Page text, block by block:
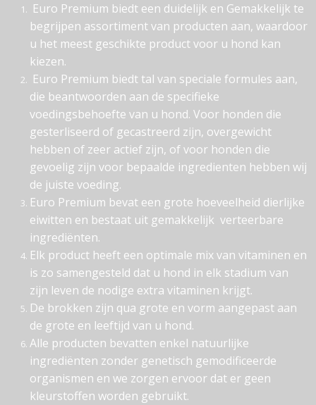
Euro Premium biedt een duidelijk en Gemakkelijk te
begrijpen assortiment van producten aan, waardoor
u het meest geschikte product voor u hond kan
kiezen.
Euro Premium biedt tal van speciale formules aan,
die beantwoorden aan de specifieke
voedingsbehoefte van u hond. Voor honden die
gesterliseerd of gecastreerd zijn, overgewicht
hebben of zeer actief zijn, of voor honden die
gevoelig zijn voor bepaalde ingredienten hebben wij
de juiste voeding.
Euro Premium bevat een grote hoeveelheid dierlijke
eiwitten en bestaat uit gemakkelijk verteerbare
ingrediënten.
Elk product heeft een optimale mix van vitaminen en
is zo samengesteld dat u hond in elk stadium van
zijn leven de nodige extra vitaminen krijgt.
De brokken zijn qua grote en vorm aangepast aan
de grote en leeftijd van u hond.
Alle producten bevatten enkel natuurlijke
ingrediënten zonder genetisch gemodificeerde
organismen en we zorgen ervoor dat er geen
kleurstoffen worden gebruikt.